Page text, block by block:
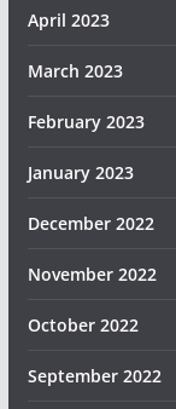
April 2023
March 2023
February 2023
January 2023
December 2022
November 2022
October 2022
September 2022